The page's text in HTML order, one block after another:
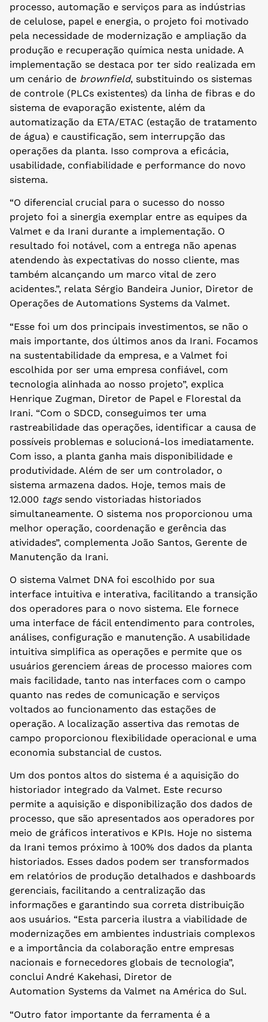
processo, automação e serviços para as indústrias
de celulose, papel e energia, o projeto foi motivado
pela necessidade de modernização e ampliação da
produção e recuperação química nesta unidade. A
implementação se destaca por ter sido realizada em
um cenário de brownfield, substituindo os sistemas
de controle (PLCs existentes) da linha de fibras e do
sistema de evaporação existente, além da
automatização da ETA/ETAC (estação de tratamento
de água) e caustificação, sem interrupção das
operações da planta. Isso comprova a eficácia,
usabilidade, confiabilidade e performance do novo
sistema.
“O diferencial crucial para o sucesso do nosso
projeto foi a sinergia exemplar entre as equipes da
Valmet e da Irani durante a implementação. O
resultado foi notável, com a entrega não apenas
atendendo às expectativas do nosso cliente, mas
também alcançando um marco vital de zero
acidentes.”, relata Sérgio Bandeira Junior, Diretor de
Operações de Automations Systems da Valmet.
“Esse foi um dos principais investimentos, se não o
mais importante, dos últimos anos da Irani. Focamos
na sustentabilidade da empresa, e a Valmet foi
escolhida por ser uma empresa confiável, com
tecnologia alinhada ao nosso projeto”, explica
Henrique Zugman, Diretor de Papel e Florestal da
Irani. “Com o SDCD, conseguimos ter uma
rastreabilidade das operações, identificar a causa de
possíveis problemas e solucioná-los imediatamente.
Com isso, a planta ganha mais disponibilidade e
produtividade. Além de ser um controlador, o
sistema armazena dados. Hoje, temos mais de
12.000 tags sendo vistoriadas historiados
simultaneamente. O sistema nos proporcionou uma
melhor operação, coordenação e gerência das
atividades”, complementa João Santos, Gerente de
Manutenção da Irani.
O sistema Valmet DNA foi escolhido por sua
interface intuitiva e interativa, facilitando a transição
dos operadores para o novo sistema. Ele fornece
uma interface de fácil entendimento para controles,
análises, configuração e manutenção. A usabilidade
intuitiva simplifica as operações e permite que os
usuários gerenciem áreas de processo maiores com
mais facilidade, tanto nas interfaces com o campo
quanto nas redes de comunicação e serviços
voltados ao funcionamento das estações de
operação. A localização assertiva das remotas de
campo proporcionou flexibilidade operacional e uma
economia substancial de custos.
Um dos pontos altos do sistema é a aquisição do
historiador integrado da Valmet. Este recurso
permite a aquisição e disponibilização dos dados de
processo, que são apresentados aos operadores por
meio de gráficos interativos e KPIs. Hoje no sistema
da Irani temos próximo à 100% dos dados da planta
historiados. Esses dados podem ser transformados
em relatórios de produção detalhados e dashboards
gerenciais, facilitando a centralização das
informações e garantindo sua correta distribuição
aos usuários. “Esta parceria ilustra a viabilidade de
modernizações em ambientes industriais complexos
e a importância da colaboração entre empresas
nacionais e fornecedores globais de tecnologia”,
conclui André Kakehasi, Diretor de
Automation Systems da Valmet na América do Sul.
“Outro fator importante da ferramenta é a